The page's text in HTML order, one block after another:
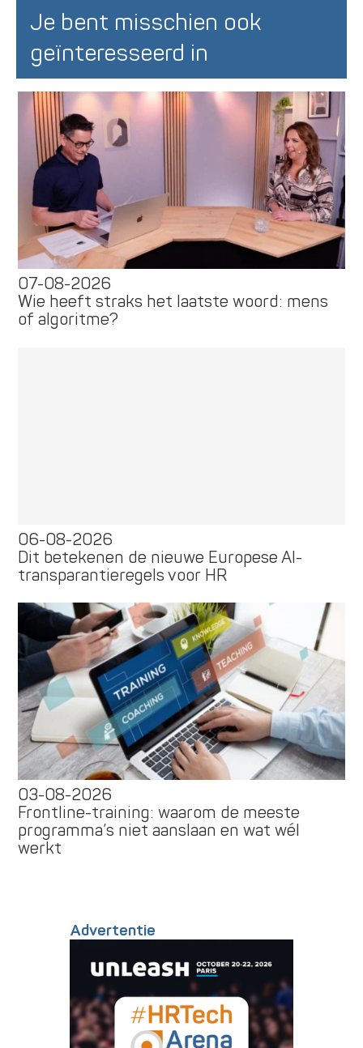
Je bent misschien ook
geïnteresseerd in
07-08-2026
Wie heeft straks het laatste woord: mens
of algoritme?
06-08-2026
Dit betekenen de nieuwe Europese AI-
transparantieregels voor HR
03-08-2026
Frontline-training: waarom de meeste
programma’s niet aanslaan en wat wél
werkt
Advertentie